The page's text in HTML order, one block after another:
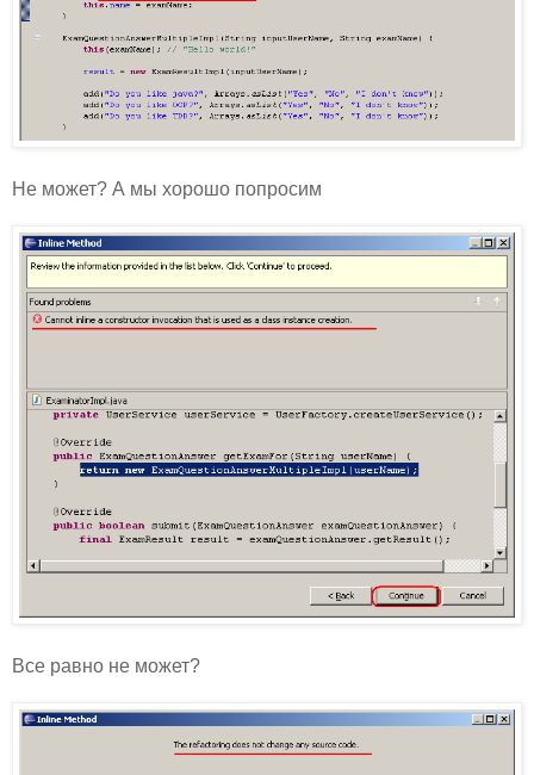
Не может? А мы хорошо попросим
Все равно не может?